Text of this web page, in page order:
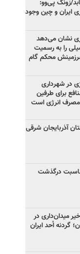
زونگ پی‌وو:
ایران و چین وجود
نشان می‌دهد
را به رسمیت
محکم گام
در شهرداری
برای طرفین
انرژی است
آذربایجان شرقی
درگذشت
میدان‌داری‌ در
گردنه اُحد ایران